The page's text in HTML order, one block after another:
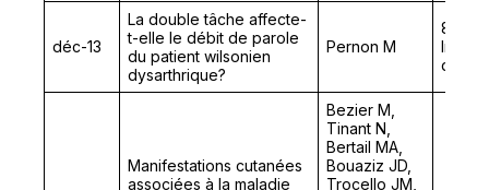
déc-13
La double tâche affecte-
t-elle le débit de parole
du patient wilsonien
dysarthrique?
Pernon M
8ème
Manifestations cutanées
associées à la maladie
Bezier M,
Tinant N,
Bertail MA,
Bouaziz JD,
Trocello JM,